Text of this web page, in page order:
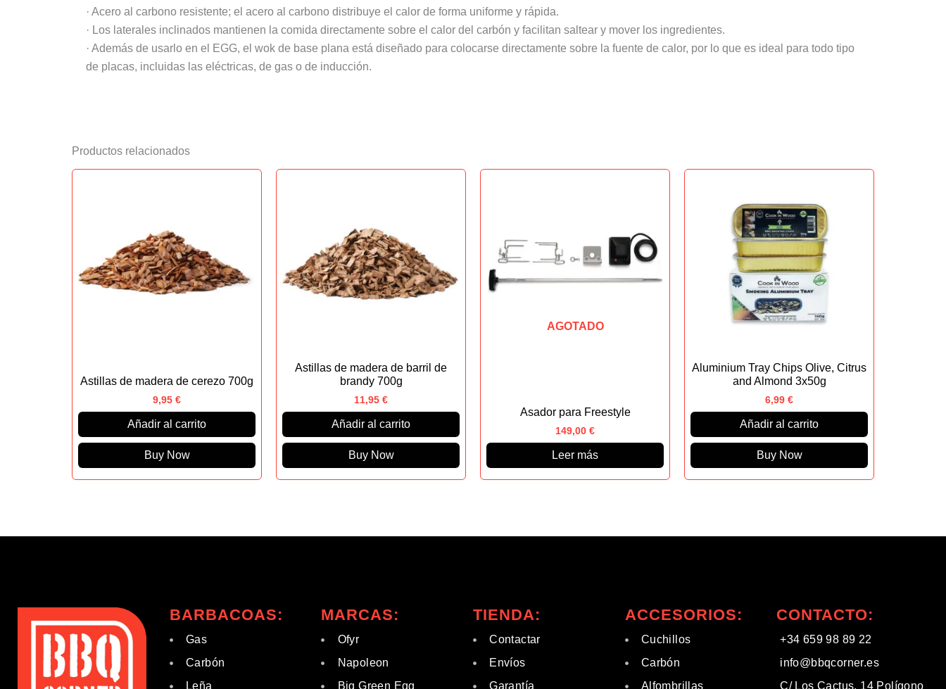
· Acero al carbono resistente; el acero al carbono distribuye el calor de forma uniforme y rápida.
· Los laterales inclinados mantienen la comida directamente sobre el calor del carbón y facilitan saltear y mover los ingredientes.
· Además de usarlo en el EGG, el wok de base plana está diseñado para colocarse directamente sobre la fuente de calor, por lo que es ideal para todo tipo
de placas, incluidas las eléctricas, de gas o de inducción.
Productos relacionados
Astillas de madera de cerezo 700g
9,95 €
Añadir al carrito
Buy Now
Astillas de madera de barril de
brandy 700g
11,95 €
Añadir al carrito
Buy Now
AGOTADO
Asador para Freestyle
149,00 €
Leer más
Aluminium Tray Chips Olive, Citrus
and Almond 3x50g
6,99 €
Añadir al carrito
Buy Now
BARBACOAS:
Gas
Carbón
Leña
MARCAS:
Ofyr
Napoleon
Big Green Egg
TIENDA:
Contactar
Envíos
Garantía
ACCESORIOS:
Cuchillos
Carbón
Alfombrillas
CONTACTO:
+34 659 98 89 22
info@bbqcorner.es​
C/ Los Cactus, 14 Polígono